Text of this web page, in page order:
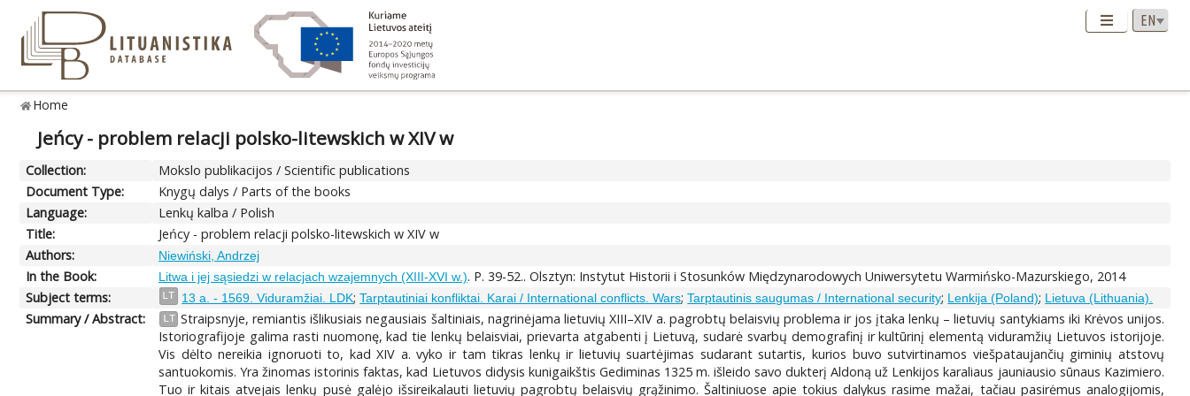
Home
Jeńcy - problem relacji polsko-litewskich w XIV w
Collection:
Mokslo publikacijos / Scientific publications
Document Type:
Knygų dalys / Parts of the books
Language:
Lenkų kalba / Polish
Title:
Jeńcy - problem relacji polsko-litewskich w XIV w
Authors:
Niewiński, Andrzej
In the Book: Litwa i jej sąsiedzi w relacjach wzajemnych (XIII-XVI w.). P. 39-52.. Olsztyn: Instytut Historii i Stosunków Międzynarodowych Uniwersytetu Warmińsko-Mazurskiego, 2014
Subject terms:
LT 13 a. - 1569. Viduramžiai. LDK;Tarptautiniai konfliktai. Karai / International conflicts. Wars;Tarptautinis saugumas / International security; Lenkija (Poland); Lietuva (Lithuania).
Summary / Abstract: LT Straipsnyje, remiantis išlikusiais negausiais šaltiniais, nagrinėjama lietuvių XIII–XIV a. pagrobtų belaisvių problema ir jos įtaka lenkų – lietuvių santykiams iki Krėvos unijos.
Istoriografijoje galima rasti nuomonę, kad tie lenkų belaisviai, prievarta atgabenti į Lietuvą, sudarė svarbų demografinį ir kultūrinį elementą viduramžių Lietuvos istorijoje.
Vis dėlto nereikia ignoruoti to, kad XIV a. vyko ir tam tikras lenkų ir lietuvių suartėjimas sudarant sutartis, kurios buvo sutvirtinamos viešpataujančių giminių atstovų
santuokomis. Yra žinomas istorinis faktas, kad Lietuvos didysis kunigaikštis Gediminas 1325 m. išleido savo dukterį Aldoną už Lenkijos karaliaus jauniausio sūnaus Kazimiero.
Tuo ir kitais atvejais lenkų pusė galėjo išsireikalauti lietuvių pagrobtų belaisvių grąžinimo. Šaltiniuose apie tokius dalykus rasime mažai, tačiau pasirėmus analogijomis,